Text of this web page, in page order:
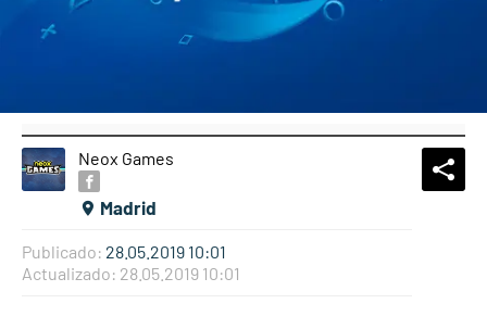
Neox Games
Madrid
Publicado: 28.05.2019 10:01
Actualizado: 28.05.2019 10:01